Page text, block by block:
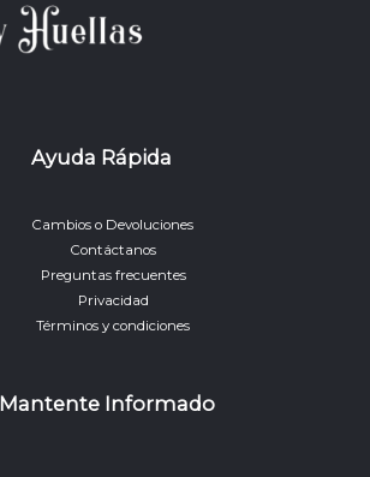
Ayuda Rápida
Cambios o Devoluciones
Contáctanos
Preguntas frecuentes
Privacidad
Términos y condiciones
Mantente Informado